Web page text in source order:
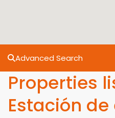
Advanced Search
Properties
Estación